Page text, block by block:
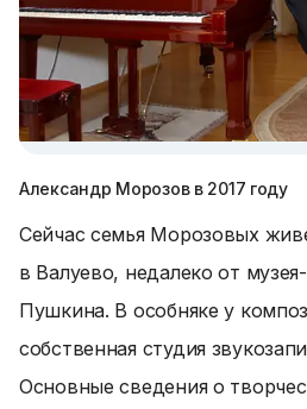
Александр Морозов в 2017 году
Сейчас семья Морозовых
в Валуево, недалеко от
Пушкина. В особняке у
собственная студия
Основные сведения о